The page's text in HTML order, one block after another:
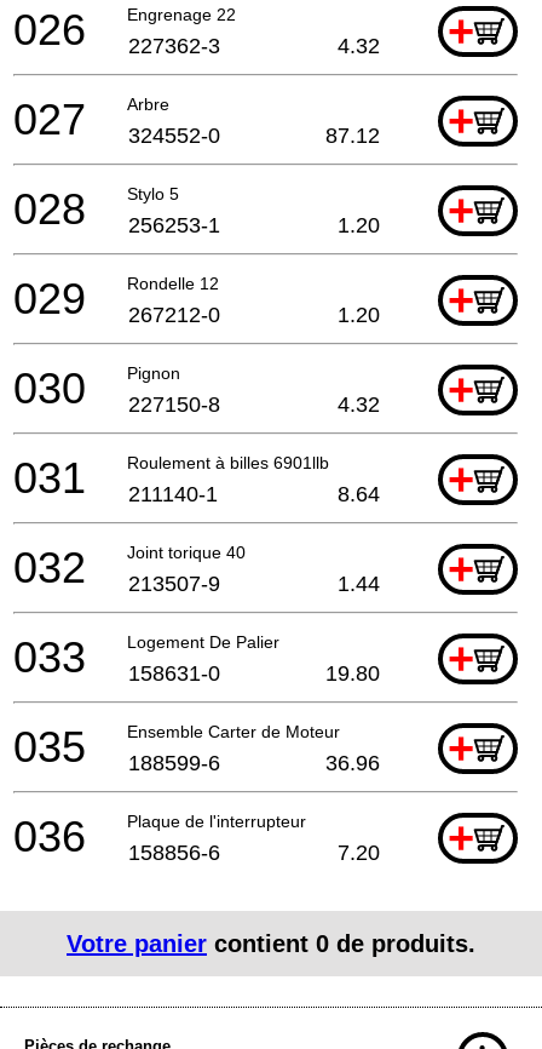
Engrenage 22 +
026 227362-3 4.32
Arbre +
027 324552-0 87.12
Stylo 5 +
028 256253-1 1.20
Rondelle 12 +
029 267212-0 1.20
Pignon +
030 227150-8 4.32
Roulement à billes 6901llb +
031 211140-1 8.64
Joint torique 40 +
032 213507-9 1.44
Logement De Palier +
033 158631-0 19.80
Ensemble Carter de Moteur +
035 188599-6 36.96
Plaque de l'interrupteur +
036 158856-6 7.20
Votre panier contient 0 de produits.